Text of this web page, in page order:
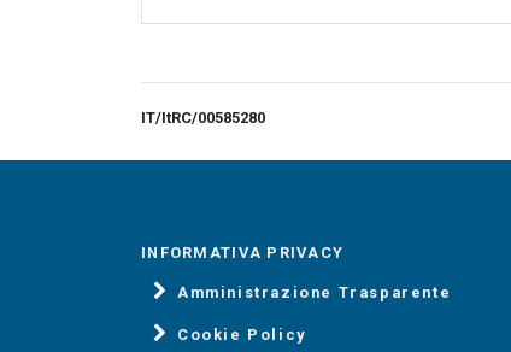
IT/ItRC/00585280
INFORMATIVA PRIVACY
Amministrazione Trasparente
Cookie Policy